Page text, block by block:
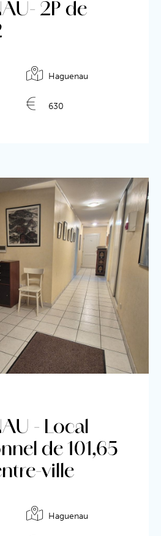
de l'annonce
2P de
Haguenau
630
de l'annonce
- Local
de 101,65
ville
Haguenau